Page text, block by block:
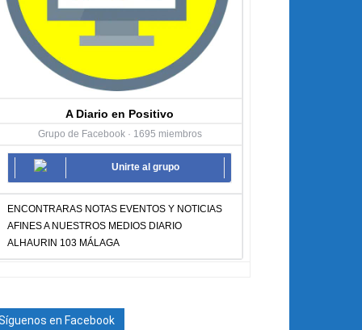
A Diario en Positivo
Grupo de Facebook · 1695 miembros
Unirte al grupo
ENCONTRARAS NOTAS EVENTOS Y NOTICIAS
AFINES A NUESTROS MEDIOS DIARIO
ALHAURIN 103 MÁLAGA
en Facebook